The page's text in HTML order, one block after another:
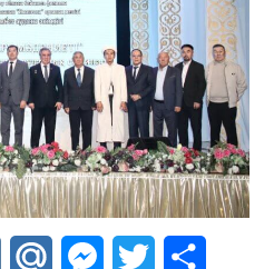
VK Mail.Ru Messenger
Twitter